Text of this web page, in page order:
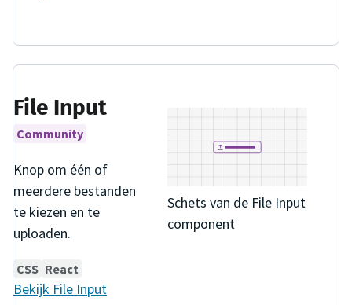
Schets van de File Input
component
File Input
Community
Knop om één of
meerdere bestanden
te kiezen en te
uploaden.
CSS React
Bekijk File Input